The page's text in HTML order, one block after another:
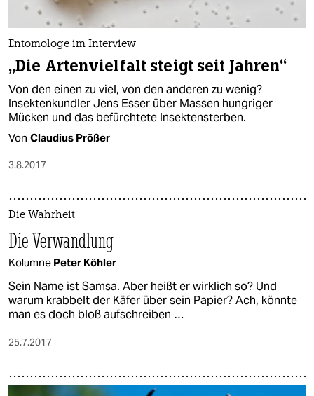
Entomologe im Interview
„Die Artenvielfalt steigt seit Jahren“
Von den einen zu viel, von den anderen zu wenig?
Insektenkundler Jens Esser über Massen hungriger
Mücken und das befürchtete Insektensterben.
Von Claudius Prößer
3.8.2017
Die Wahrheit
Die Verwandlung
Kolumne Peter Köhler
Sein Name ist Samsa. Aber heißt er wirklich so? Und
warum krabbelt der Käfer über sein Papier? Ach, könnte
man es doch bloß aufschreiben …
25.7.2017